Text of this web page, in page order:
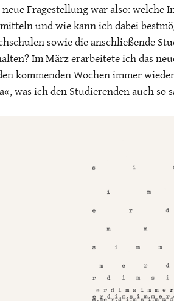
neue Fragestellung war also:
und wie kann ich dabei
sowie die anschließende
Im März erarbeitete ich das
kommenden Wochen immer
was ich den Studierenden auch so